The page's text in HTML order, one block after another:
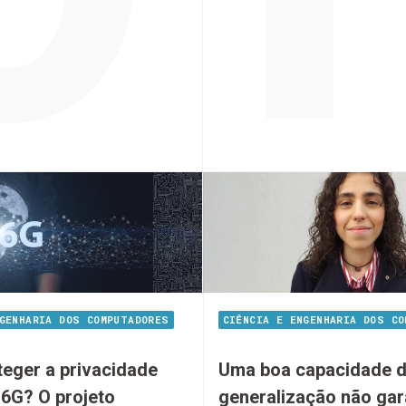
DOS COMPUTADORES
a privacidade
O projeto
CIÊNCIA E ENGENHARIA DOS
Uma boa capacidade
generalização não